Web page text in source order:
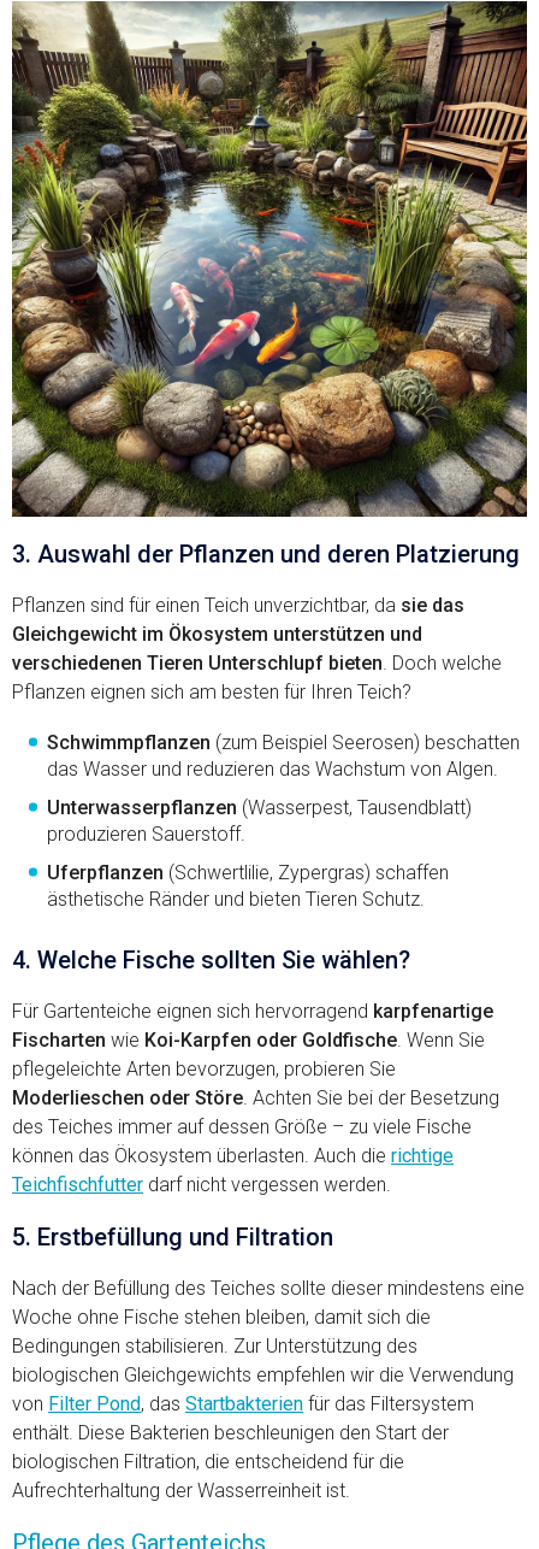
3. Auswahl der Pflanzen und deren Platzierung
Pflanzen sind für einen Teich unverzichtbar, da sie das
Gleichgewicht im Ökosystem unterstützen und
verschiedenen Tieren Unterschlupf bieten . Doch welche
Pflanzen eignen sich am besten für Ihren Teich?
Schwimmpflanzen (zum Beispiel Seerosen) beschatten
das Wasser und reduzieren das Wachstum von Algen.
Unterwasserpflanzen (Wasserpest, Tausendblatt)
produzieren Sauerstoff.
Uferpflanzen (Schwertlilie, Zypergras) schaffen
ästhetische Ränder und bieten Tieren Schutz.
4. Welche Fische sollten Sie wählen?
Für Gartenteiche eignen sich hervorragend karpfenartige
Fischarten wie Koi-Karpfen oder Goldfische . Wenn Sie
pflegeleichte Arten bevorzugen, probieren Sie
Moderlieschen oder Störe . Achten Sie bei der Besetzung
des Teiches immer auf dessen Größe – zu viele Fische
können das Ökosystem überlasten. Auch die richtige
Teichfischfutter darf nicht vergessen werden.
5. Erstbefüllung und Filtration
Nach der Befüllung des Teiches sollte dieser mindestens eine
Woche ohne Fische stehen bleiben, damit sich die
Bedingungen stabilisieren. Zur Unterstützung des
biologischen Gleichgewichts empfehlen wir die Verwendung
von Filter Pond, das Startbakterien für das Filtersystem
enthält. Diese Bakterien beschleunigen den Start der
biologischen Filtration, die entscheidend für die
Aufrechterhaltung der Wasserreinheit ist.
Pflege des Gartenteichs